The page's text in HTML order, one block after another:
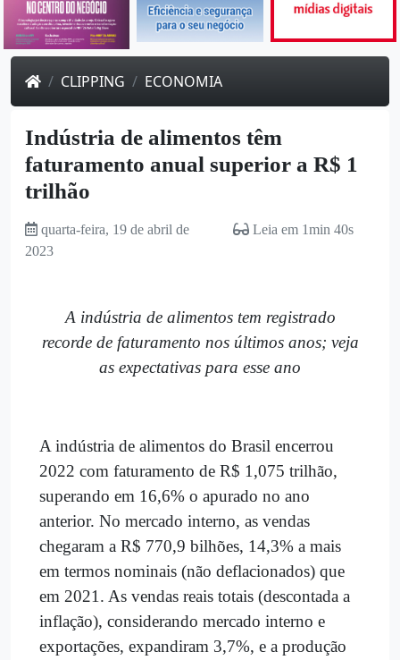
CLIPPING ECONOMIA
Indústria de alimentos têm
faturamento anual superior a R$ 1
trilhão
quarta-feira, 19 de abril de
2023
Leia em 1min 40s
A indústria de alimentos tem registrado
recorde de faturamento nos últimos anos; veja
as expectativas para esse ano
A indústria de alimentos do Brasil encerrou
2022 com faturamento de R$ 1,075 trilhão,
superando em 16,6% o apurado no ano
anterior. No mercado interno, as vendas
chegaram a R$ 770,9 bilhões, 14,3% a mais
em termos nominais (não deflacionados) que
em 2021. As vendas reais totais (descontada a
inflação), considerando mercado interno e
exportações, expandiram 3,7%, e a produção